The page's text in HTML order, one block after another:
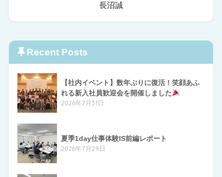
長沼誠
Recent Posts
【社内イベント】数年ぶりに復活！笑顔あふ
れる新入社員歓迎会を開催しました
2026年7月31日
夏季1day仕事体験IS前編レポート
2026年7月29日